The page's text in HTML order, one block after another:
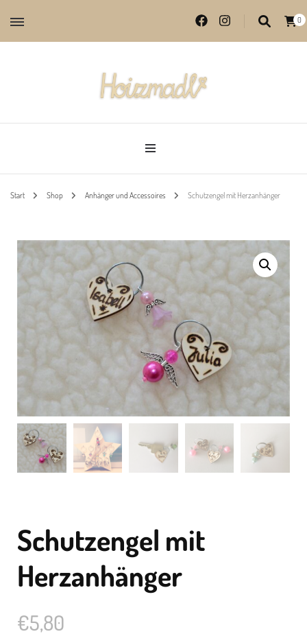
0
Hoizmadl
Start Shop Anhänger und Accessoires Schutzengel mit Herzanhänger
Schutzengel mit
Herzanhänger
€5,80